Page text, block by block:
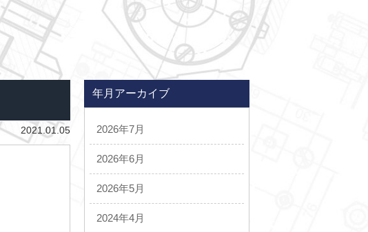
2021.01.05
年月アーカイブ
2026年7月
2026年6月
2026年5月
2024年4月